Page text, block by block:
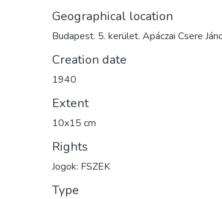
Geographical location
Budapest. 5. kerület. Apáczai Csere
Creation date
1940
Extent
10x15 cm
Rights
Jogok: FSZEK
Type